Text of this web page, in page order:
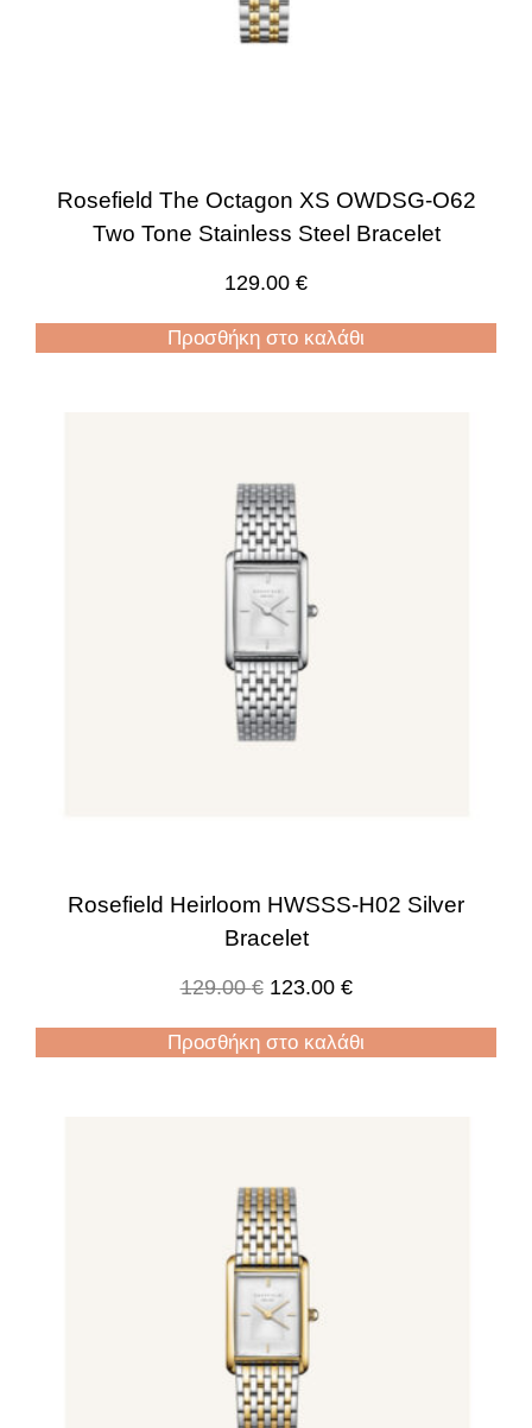
Rosefield The Octagon XS OWDSG-O62
Two Tone Stainless Steel Bracelet
129.00 €
Προσθήκη στο καλάθι
Rosefield Heirloom HWSSS-H02 Silver
Bracelet
129.00€ 123.00 €
Προσθήκη στο καλάθι